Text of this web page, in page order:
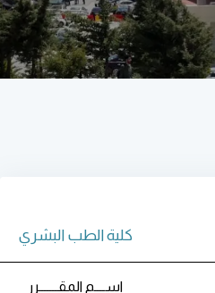
كلية الطب البشري
اســــم المقـــــــرر